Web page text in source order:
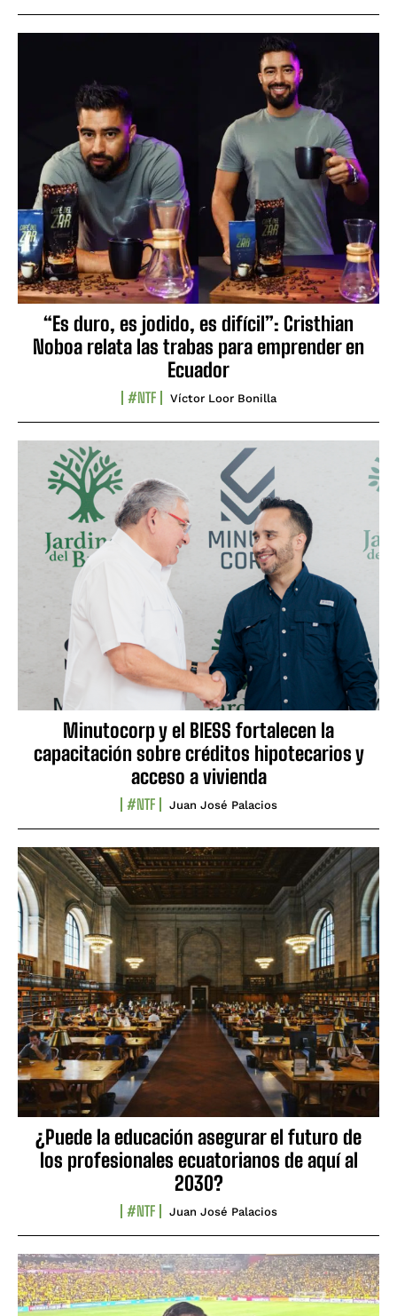
“Es duro, es jodido, es difícil”: Cristhian
Noboa relata las trabas para emprender en
Ecuador
#NTF Víctor Loor Bonilla
Minutocorp y el BIESS fortalecen la
capacitación sobre créditos hipotecarios y
acceso a vivienda
#NTF Juan José Palacios
¿Puede la educación asegurar el futuro de
los profesionales ecuatorianos de aquí al
2030?
#NTF Juan José Palacios